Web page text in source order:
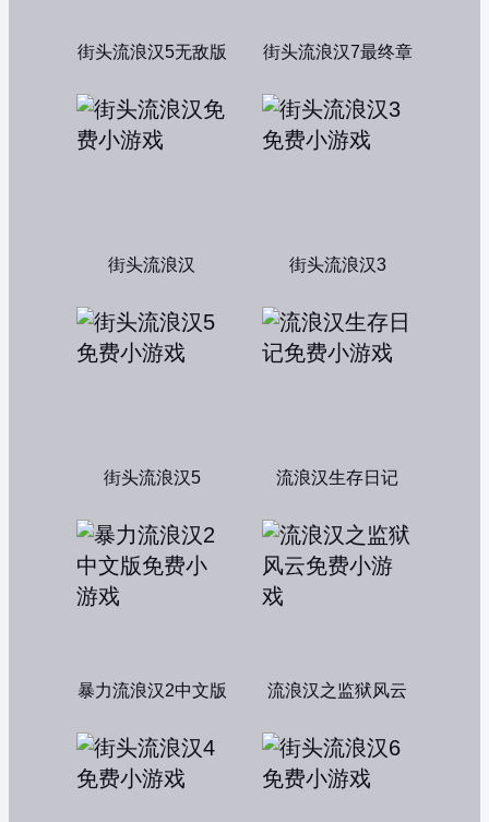
街头流浪汉5无敌版 街头流浪汉7最终章
街头流浪汉 街头流浪汉3
街头流浪汉5 流浪汉生存日记
暴力流浪汉2中文版 流浪汉之监狱风云